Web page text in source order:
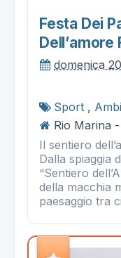
Festa Dei
domenica
Sport ,
Rio Marina
Il sentiero
Dalla spiaggia
“Sentiero
della macchia
paesaggio tra